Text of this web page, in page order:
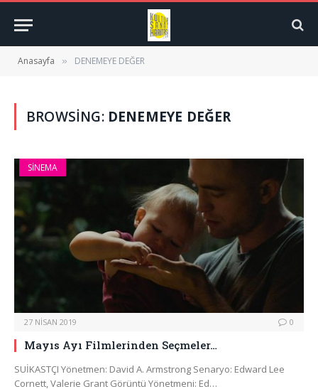
Anasayfa » DENEMEYE DEĞER
BROWSING: DENEMEYE DEĞER
SINEMA
27 NISAN 2019 0
Mayıs Ayı Filmlerinden Seçmeler…
SUİKASTÇI Yönetmen: David A. Armstrong Senaryo: Edward Lee
Cornett, Valerie Grant Görüntü Yönetmeni: Ed…